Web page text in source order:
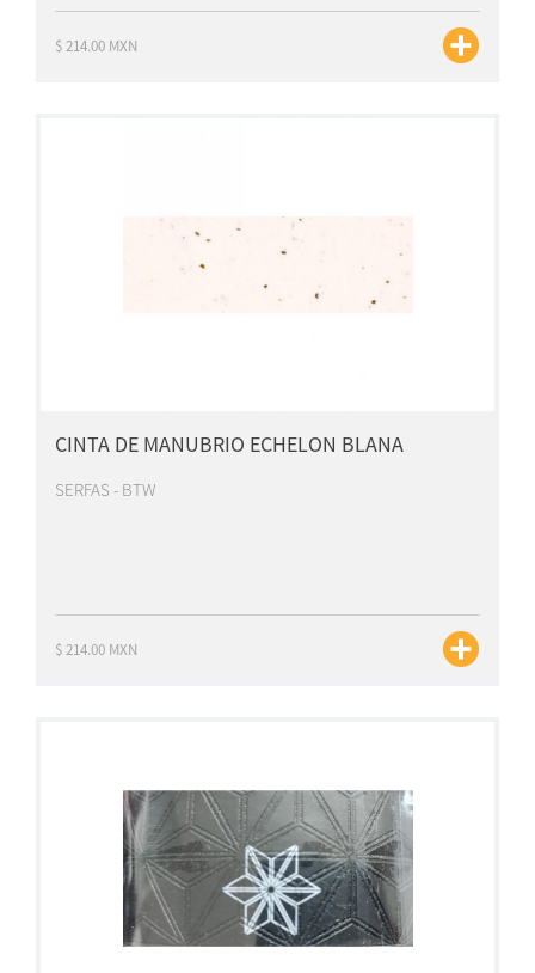
$ 214.00 MXN
CINTA DE MANUBRIO ECHELON BLANA
SERFAS - BTW
$ 214.00 MXN